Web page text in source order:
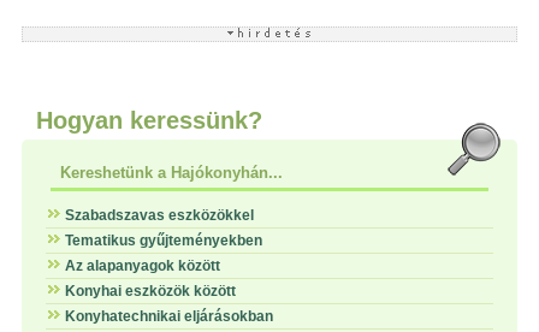
Hogyan keressünk?
Kereshetünk a Hajókonyhán...
Szabadszavas eszközökkel
Tematikus gyűjteményekben
Az alapanyagok között
Konyhai eszközök között
Konyhatechnikai eljárásokban